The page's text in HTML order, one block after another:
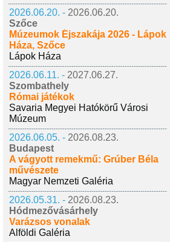
2026.06.20. - 2026.06.20.
Szőce
Múzeumok Éjszakája 2026 - Lápok
Háza, Szőce
Lápok Háza
2026.06.11. - 2027.06.27.
Szombathely
Római játékok
Savaria Megyei Hatókörű Városi
Múzeum
2026.06.05. - 2026.08.23.
Budapest
A vágyott remekmű: Grúber Béla
művészete
Magyar Nemzeti Galéria
2026.05.31. - 2026.08.23.
Hódmezővásárhely
Varázsos vonalak
Alföldi Galéria